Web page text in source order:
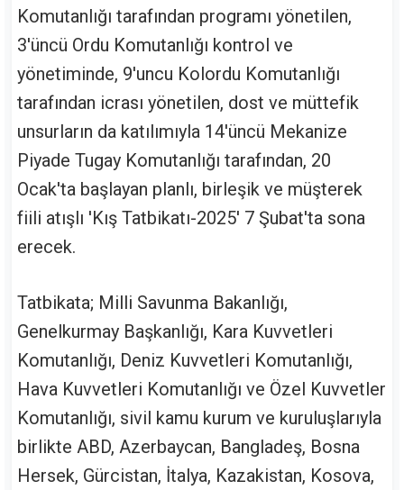
Komutanlığı tarafından programı yönetilen,
3'üncü Ordu Komutanlığı kontrol ve
yönetiminde, 9'uncu Kolordu Komutanlığı
tarafından icrası yönetilen, dost ve müttefik
unsurların da katılımıyla 14'üncü Mekanize
Piyade Tugay Komutanlığı tarafından, 20
Ocak'ta başlayan planlı, birleşik ve müşterek
fiili atışlı 'Kış Tatbikatı-2025' 7 Şubat'ta sona
erecek.
Tatbikata; Milli Savunma Bakanlığı,
Genelkurmay Başkanlığı, Kara Kuvvetleri
Komutanlığı, Deniz Kuvvetleri Komutanlığı,
Hava Kuvvetleri Komutanlığı ve Özel Kuvvetler
Komutanlığı, sivil kamu kurum ve kuruluşlarıyla
birlikte ABD, Azerbaycan, Bangladeş, Bosna
Hersek, Gürcistan, İtalya, Kazakistan, Kosova,